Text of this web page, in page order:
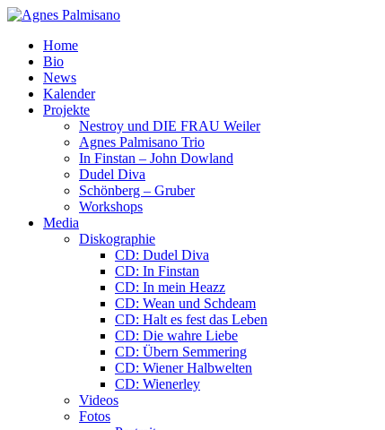
Home
Bio
News
Kalender
Projekte
Nestroy und DIE FRAU Weiler
Agnes Palmisano Trio
In Finstan – John Dowland
Dudel Diva
Schönberg – Gruber
Workshops
Media
Diskographie
CD: Dudel Diva
CD: In Finstan
CD: In mein Heazz
CD: Wean und Schdeam
CD: Halt es fest das Leben
CD: Die wahre Liebe
CD: Übern Semmering
CD: Wiener Halbwelten
CD: Wienerley
Videos
Fotos